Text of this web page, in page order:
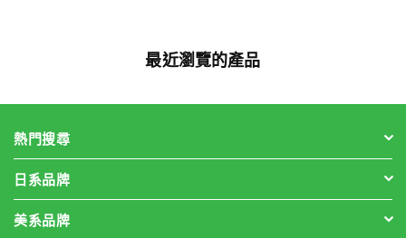
最近瀏覽的產品
熱門搜尋
日系品牌
美系品牌